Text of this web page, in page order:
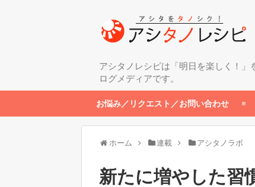
アシタノレシピは「明日を楽しく！
ログメディアです。
お悩み／リクエスト／お問い合わせ
ホーム 連載 アシタノラボ
新たに増やした習